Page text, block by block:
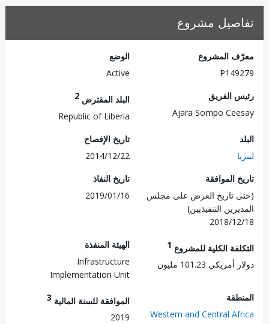
مشروع
المشروع
الفريق
Ajara Sompo
البلد المقترض
Republic of Liberia
تاريخ الإفصاح
2014/12/22
الموافقة
تاريخ العرض على مجلس
التنفيذيين)
2018/
تاريخ النفاذ
2019/01/16
الكلية للمشروع1
101.23 مليون
الهيئة المنفذة
Infrastructure
Implementation Unit
Western and Central
الموافقة للسنة المالية3
2019